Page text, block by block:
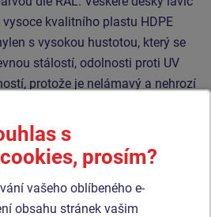
kvalitního plastu HDPE
s vysokou hustotou, který se
stálostí, odolnosti proti UV
protože je nelámavý a nehrozí
nebo nerezový.
zboží
Produkt - SM135
s
prosím?
vašeho oblíbeného e-
obsahu stránek vašim